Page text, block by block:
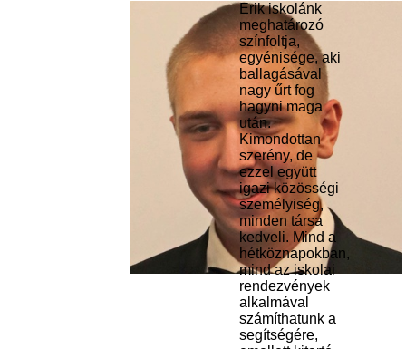
Erik iskolánk
meghatározó
színfoltja,
egyénisége, aki
ballagásával
nagy űrt fog
hagyni maga
után.
Kimondottan
szerény, de
ezzel együtt
igazi közösségi
személyiség,
minden társa
kedveli. Mind a
hétköznapokban,
mind az iskolai
rendezvények
alkalmával
számíthatunk a
segítségére,